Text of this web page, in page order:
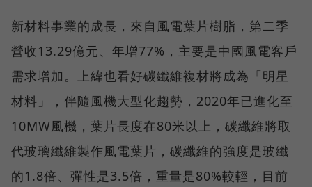
新材料事業的成長，來自風電葉片樹脂，第二季
營收13.29億元、年增77%，主要是中國風電客戶
需求增加。上緯也看好碳纖維複材將成為「明星
材料」，伴隨風機大型化趨勢，2020年已進化至
10MW風機，葉片長度在80米以上，碳纖維將取
代玻璃纖維製作風電葉片，碳纖維的強度是玻纖
的1.8倍、彈性是3.5倍，重量是80%較輕，目前